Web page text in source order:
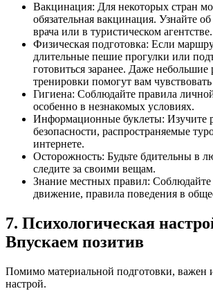
Вакцинация: Для некоторых стран
обязательная вакцинация. Узнайте
врача или в туристическом агентстве.
Физическая подготовка: Если
длительные пешие прогулки или
готовиться заранее. Даже небольшие
тренировки помогут вам чувствовать
Гигиена: Соблюдайте правила
особенно в незнакомых условиях.
Информационные буклеты: Изучите
безопасности, распространяемые
интернете.
Осторожность: Будьте бдительны в
следите за своими вещам.
Знание местных правил:
движение, правила поведения в
7. Психологическая
Впускаем позитив
Помимо материальной подготовки, важен
настрой.